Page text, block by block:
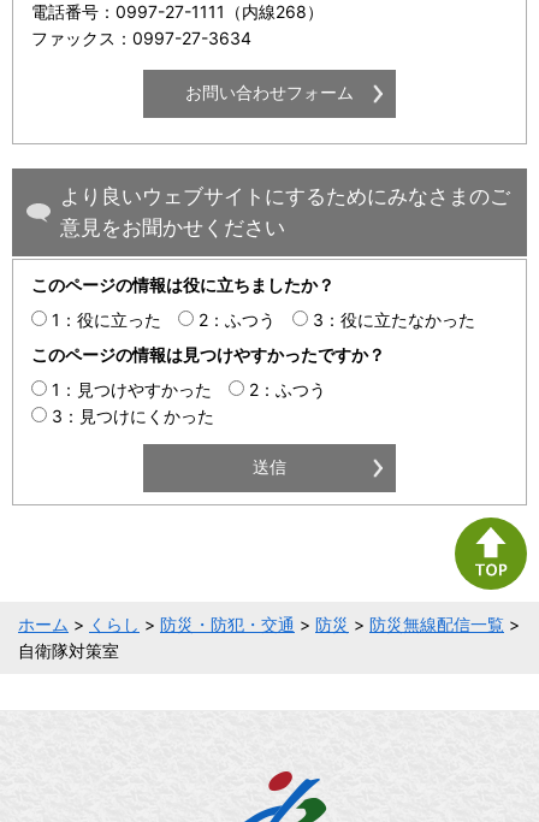
電話番号：0997-27-1111（内線268）
ファックス：0997-27-3634
より良いウェブサイトにするためにみなさまのご
意見をお聞かせください
このページの情報は役に立ちましたか？
1：役に立った
2：ふつう
3：役に立たなかった
このページの情報は見つけやすかったですか？
1：見つけやすかった
2：ふつう
3：見つけにくかった
ホーム > くらし > 防災・防犯・交通 > 防災 > 防災無線配信一覧 >
自衛隊対策室